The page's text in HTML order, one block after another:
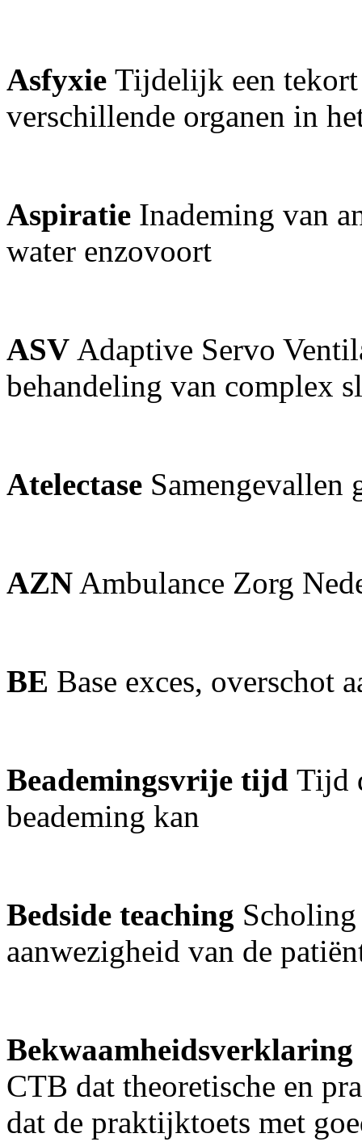
Asfyxie Tijdelijk een tekort
verschillende organen in
Aspiratie Inademing van
water enzovoort
ASV Adaptive Servo
behandeling van complex
Atelectase Samengevallen
AZN Ambulance Zorg
BE Base exces, overschot
Beademingsvrije tijd Tijd
beademing kan
Bedside teaching
aanwezigheid van de
Bekwaamheidsverklaring
CTB dat theoretische en
dat de praktijktoets met